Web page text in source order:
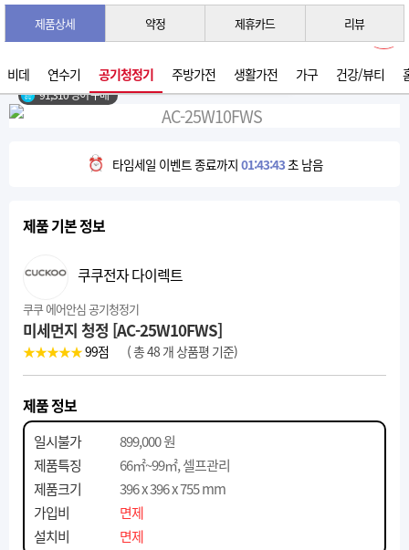
비데 연수기 공기청정기 주방가전 생활가전 가구 건강/뷰티
제품상세 약정 제휴카드 리뷰
3초 간편 견적 받기 →
2026년 07월 생산
91,310 명이 구매
타임세일 이벤트 종료까지 01:43:42초 남음
제품 기본 정보
쿠쿠전자 다이렉트
쿠쿠 에어안심 공기청정기
미세먼지 청정 [AC-25W10FWS]
★★★★★99점 ( 총 48 개 상품평 기준)
제품 정보
일시불가
899,000 원
제품특징
66㎡~99㎡, 셀프관리
제품크기
396 x 396 x 755 mm
가입비
면제
설치비
면제